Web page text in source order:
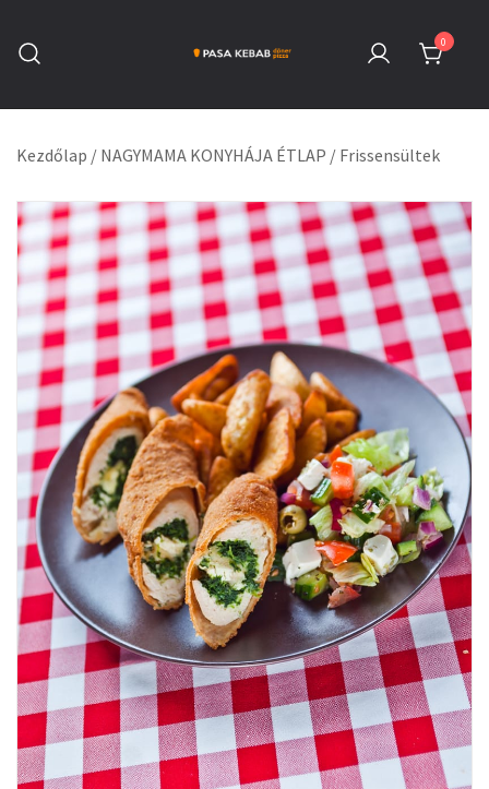
content
0
Kezdőlap / NAGYMAMA KONYHÁJA ÉTLAP / Frissensültek